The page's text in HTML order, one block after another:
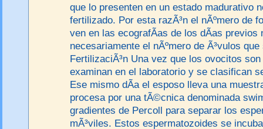
que lo presenten en un estado madurativo
fertilizado. Por esta razÃ³n el nÃºmero de
ven en las ecografÃ­as de los dÃ­as previos
necesariamente el nÃºmero de Ã³vulos
FertilizaciÃ³n Una vez que los ovocitos
examinan en el laboratorio y se clasifican
Ese mismo dÃ­a el esposo lleva una
procesa por una tÃ©cnica denominada
gradientes de Percoll para separar los
mÃ³viles. Estos espermatozoides se